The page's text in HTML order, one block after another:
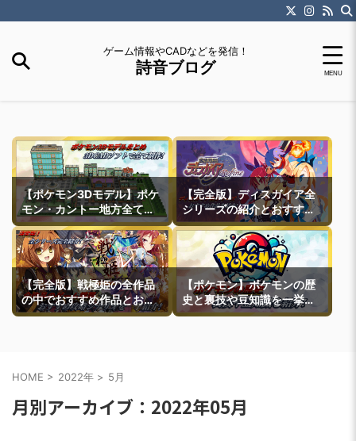
ゲーム情報やCADなどを発信！
詩音ブログ
【ポケモン3Dモデル】ポケ
モン・カントー地方全ての
町モデルなどを紹介
【完全版】ディスガイア全
シリーズの紹介とおすすめ
作品紹介
【完全版】戦極姫の全作品
の中でおすすめ作品とおす
すめ攻略ルートを一挙紹介
【ポケモン】ポケモンの歴
史と裏技や豆知識を一挙紹
介
HOME > 2022年 > 5月
月別アーカイブ：2022年05月